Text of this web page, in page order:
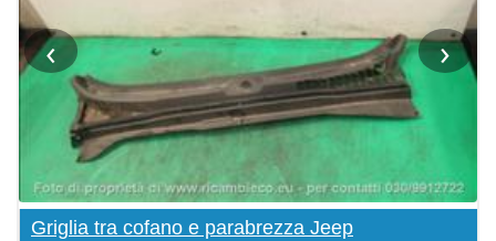
‹ ›
Griglia tra cofano e parabrezza Jeep